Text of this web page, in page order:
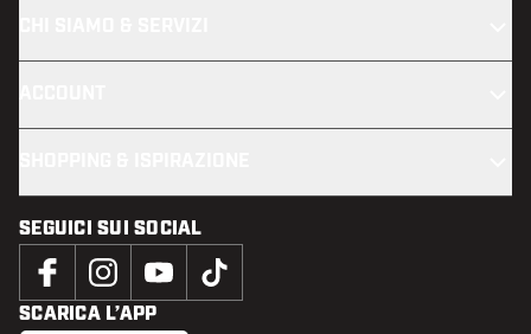
SEGUICI SUI SOCIAL
SCARICA L’APP